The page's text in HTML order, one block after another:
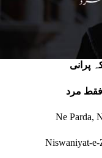
پرانی
فقط مرد
Ne Parda,
Niswaniyat-